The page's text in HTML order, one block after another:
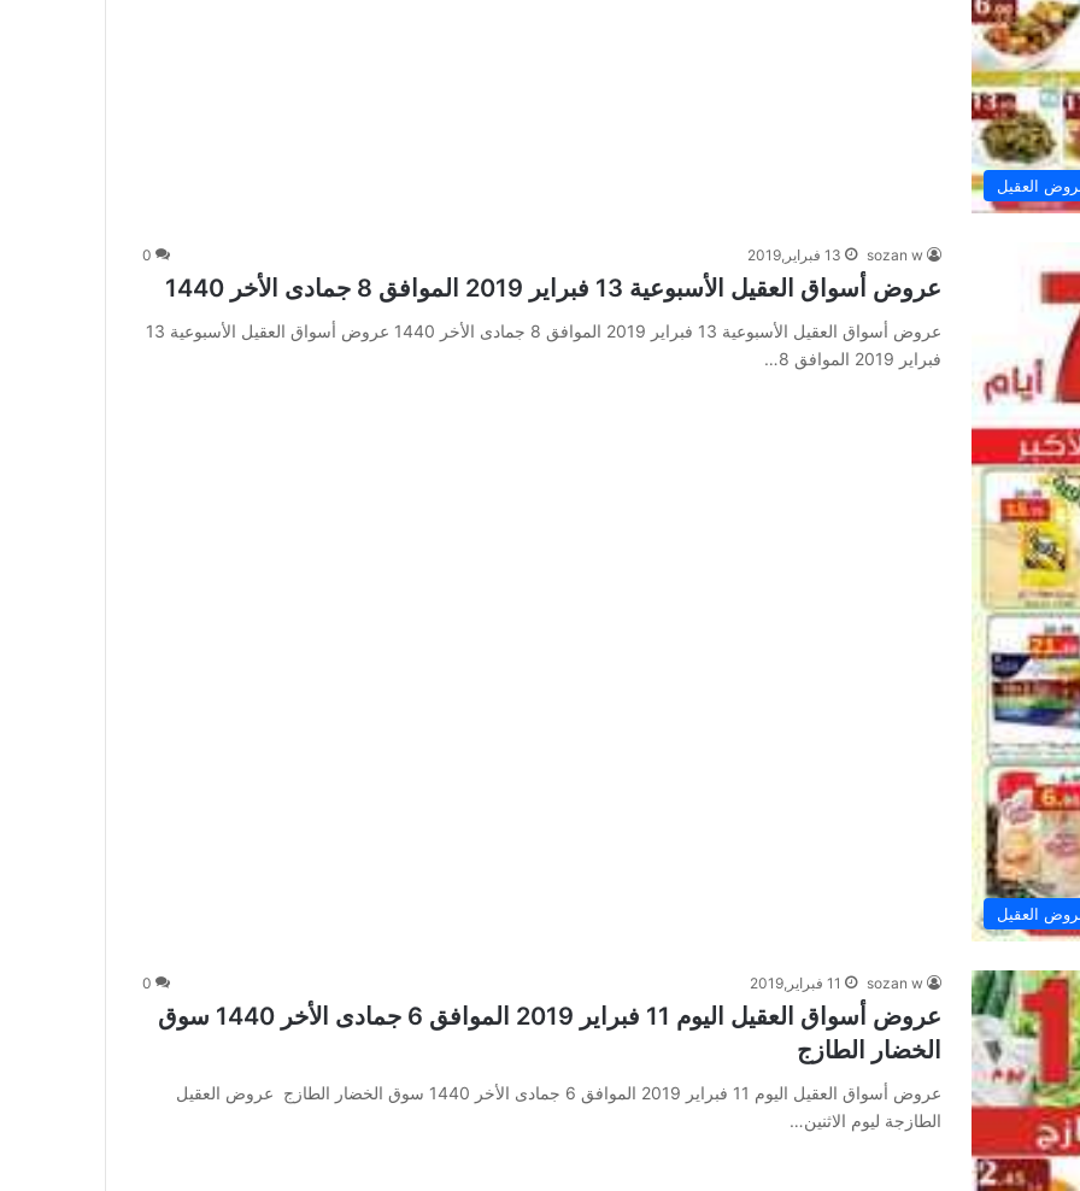
العقيل
العقيل
sozan w 13 فبراير,2019 0
عروض أسواق العقيل الأسبوعية 13 فبراير 2019 الموافق 8 جمادى الأخر 1440
عروض أسواق العقيل الأسبوعية 13 فبراير 2019 الموافق 8 جمادى الأخر 1440 عروض أسواق العقيل الأسبوعية 13
فبراير 2019 الموافق 8…
sozan w 11 فبراير,2019 0
عروض أسواق العقيل اليوم 11 فبراير 2019 الموافق 6 جمادى الأخر 1440 سوق
الخضار الطازج
عروض أسواق العقيل اليوم 11 فبراير 2019 الموافق 6 جمادى الأخر 1440 سوق الخضار الطازج عروض العقيل
الطازجة ليوم الاثنين…